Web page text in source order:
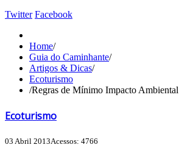
Twitter Facebook
Home/
Guia do Caminhante/
Artigos & Dicas/
Ecoturismo
/Regras de Mínimo Impacto Ambiental
Ecoturismo
03 Abril 2013Acessos: 4766